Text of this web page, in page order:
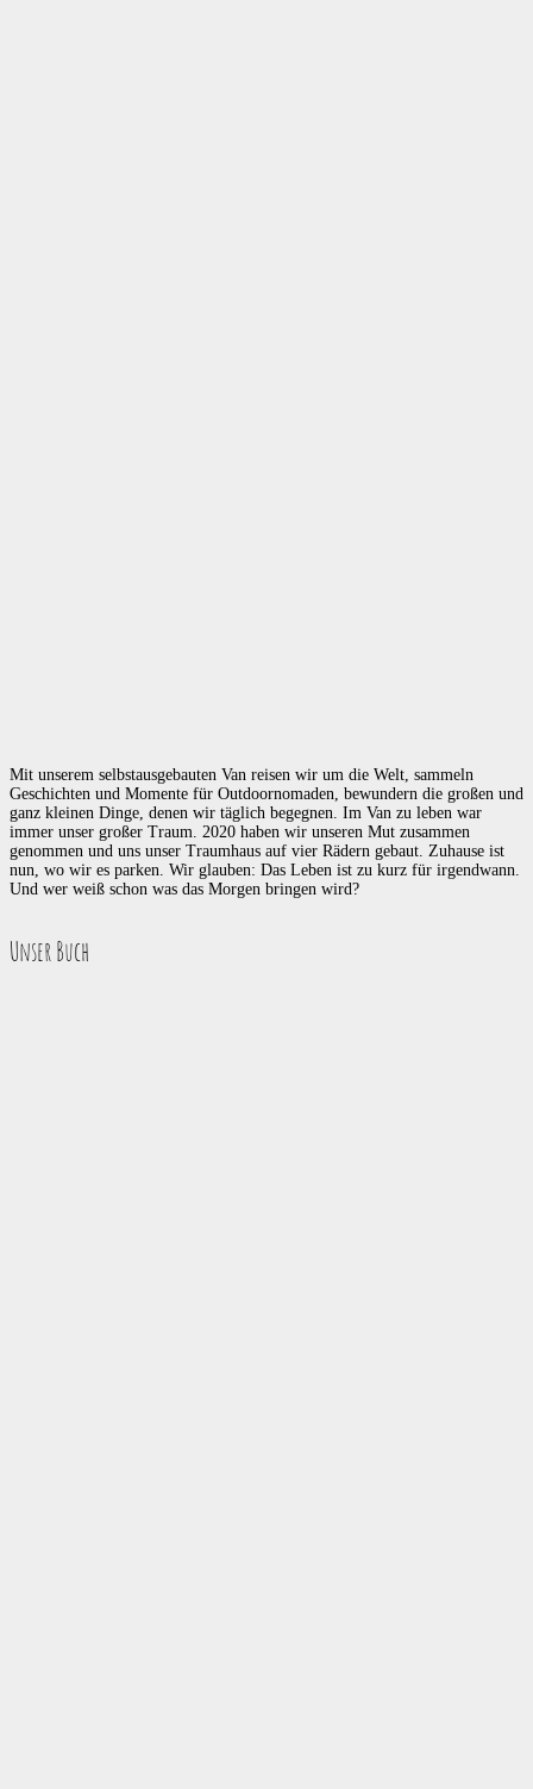
Mit unserem selbstausgebauten Van reisen wir um die Welt, sammeln
Geschichten und Momente für Outdoornomaden, bewundern die großen und
ganz kleinen Dinge, denen wir täglich begegnen. Im Van zu leben war
immer unser großer Traum. 2020 haben wir unseren Mut zusammen
genommen und uns unser Traumhaus auf vier Rädern gebaut. Zuhause ist
nun, wo wir es parken. Wir glauben: Das Leben ist zu kurz für irgendwann.
Und wer weiß schon was das Morgen bringen wird?
Unser Buch